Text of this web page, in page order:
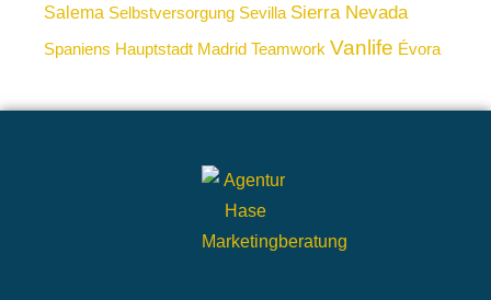
Salema Selbstversorgung Sevilla Sierra Nevada
Spaniens Hauptstadt Madrid Teamwork Vanlife Évora